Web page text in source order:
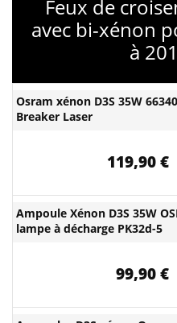
Feux de
avec bi-xénon
à
Osram xénon D3S 35W
Breaker Laser
119,90 €
Ampoule Xénon D3S 35W
lampe à décharge PK32d-5
99,90 €